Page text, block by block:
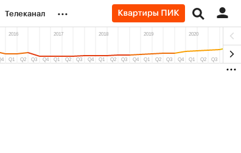
Телеканал ...